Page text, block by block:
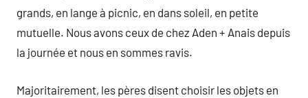
grands, en lange à picnic, en dans soleil, en petite
mutuelle. Nous avons ceux de chez Aden + Anais depuis
la journée et nous en sommes ravis.
Majoritairement, les pères disent choisir les objets en